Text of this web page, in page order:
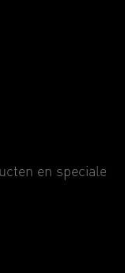
en speciale